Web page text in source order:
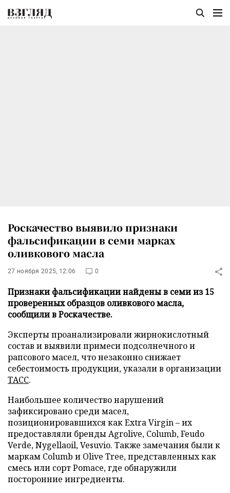
Роскачество выявило признаки
фальсификации в семи марках
оливкового масла
27 ноября 2025, 12:06 0
Признаки фальсификации найдены в семи из 15
проверенных образцов оливкового масла,
сообщили в Роскачестве.
Эксперты проанализировали жирнокислотный
состав и выявили примеси подсолнечного и
рапсового масел, что незаконно снижает
себестоимость продукции, указали в организации
ТАСС.
Наибольшее количество нарушений
зафиксировано среди масел,
позиционировавшихся как Extra Virgin – их
предоставляли бренды Agrolive, Columb, Feudo
Verde, Nygellaoil, Vesuvio. Также замечания были к
маркам Columb и Olive Tree, представленных как
смесь или сорт Pomace, где обнаружили
посторонние ингредиенты.